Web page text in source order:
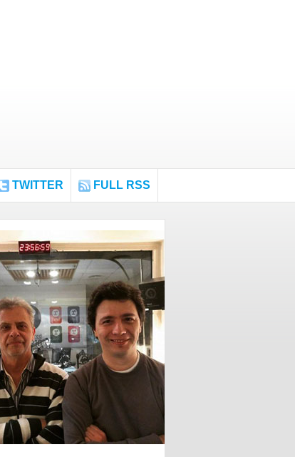
TWITTER FULL RSS